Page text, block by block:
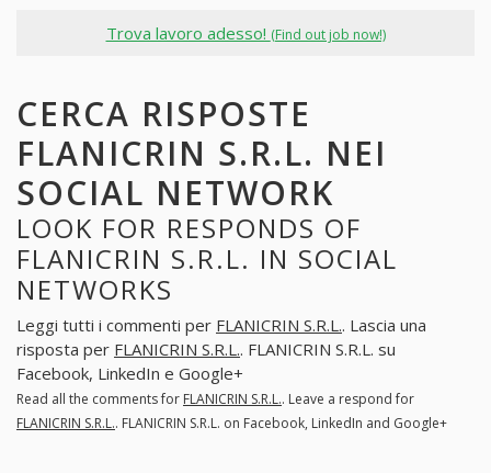
Trova lavoro adesso! (Find out job now!)
CERCA RISPOSTE
FLANICRIN S.R.L. NEI
SOCIAL NETWORK
LOOK FOR RESPONDS OF
FLANICRIN S.R.L. IN SOCIAL
NETWORKS
Leggi tutti i commenti per FLANICRIN S.R.L.. Lascia una
risposta per FLANICRIN S.R.L.. FLANICRIN S.R.L. su
Facebook, LinkedIn e Google+
Read all the comments for FLANICRIN S.R.L.. Leave a respond for
FLANICRIN S.R.L.. FLANICRIN S.R.L. on Facebook, LinkedIn and Google+